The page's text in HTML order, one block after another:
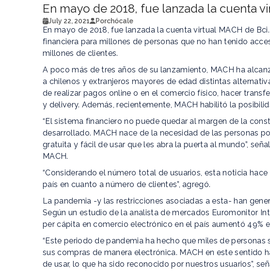
En mayo de 2018, fue lanzada la cuenta
July 22, 2021 Porchócale
En mayo de 2018, fue lanzada la cuenta virtual MACH de
financiera para millones de personas que no han tenido
millones de clientes.
A poco más de tres años de su lanzamiento, MACH ha
a chilenos y extranjeros mayores de edad distintas
de realizar pagos online o en el comercio físico, hacer
y delivery. Además, recientemente, MACH habilitó la
“El sistema financiero no puede quedar al margen de la
desarrollado. MACH nace de la necesidad de las personas
gratuita y fácil de usar que les abra la puerta al mundo”,
MACH.
“Considerando el número total de usuarios, esta noticia
país en cuanto a número de clientes”, agregó.
La pandemia -y las restricciones asociadas a esta- han
Según un estudio de la analista de mercados Euromonitor
per cápita en comercio electrónico en el país aumentó 49%
“Este periodo de pandemia ha hecho que miles de
sus compras de manera electrónica. MACH en este sentido
de usar, lo que ha sido reconocido por nuestros usuarios”,